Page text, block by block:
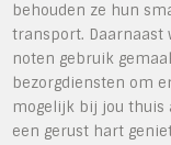
behouden ze hun
transport. Daarnaast
noten gebruik
bezorgdiensten om
mogelijk bij jou thuis
een gerust hart